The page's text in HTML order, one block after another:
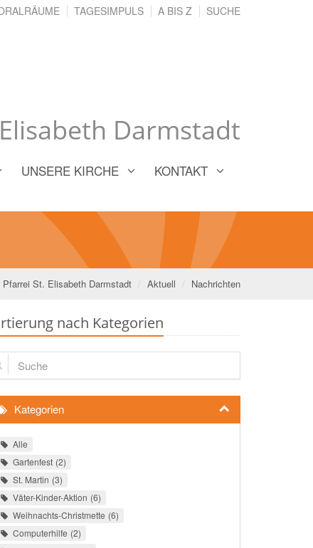
Darmstadt
TAGESIMPULS A BIS Z SUCHE
UNSERE KIRCHE KONTAKT
Pfarrei St. Elisabeth Darmstadt Aktuell Nachrichten
nach Kategorien
Kategorien
Alle
Gartenfest 2
St. Martin 3
Väter-Kinder-Aktion 6
Weihnachts-Christmette 6
Computerhilfe 2